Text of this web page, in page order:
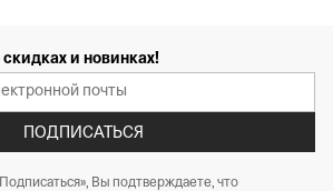
и новинках!
ПОДПИСАТЬСЯ
Вы подтверждаете, что